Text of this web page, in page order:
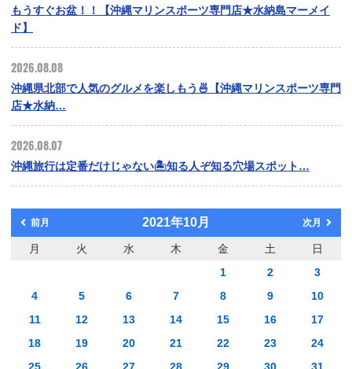
もうすぐお盆！！【沖縄マリンスポーツ専門店★水納島マーメイ
ド】
2026.08.08
沖縄県北部で人気のグルメを楽しもう🍜【沖縄マリンスポーツ専門
店★水納…
2026.08.07
沖縄旅行は定番だけじゃない🏝️知る人ぞ知る穴場スポット…
前月 2021年10月 次月
月 火 水 木 金 土
日
1
2
3
4
5 6 7 8 9
10
11
12 13 14 15 16
17
18
19 20 21 22 23
24
25
26 27 28 29 30 31